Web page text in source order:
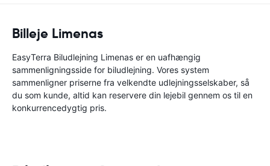
Billeje Limenas
EasyTerra Biludlejning Limenas er en uafhængig
sammenligningsside for biludlejning. Vores system
sammenligner priserne fra velkendte udlejningsselskaber, så
du som kunde, altid kan reservere din lejebil gennem os til en
konkurrencedygtig pris.